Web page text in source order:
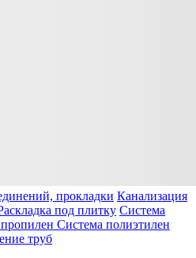
прокладки Канализация
под плитку Система
Система полиэтилен
труб